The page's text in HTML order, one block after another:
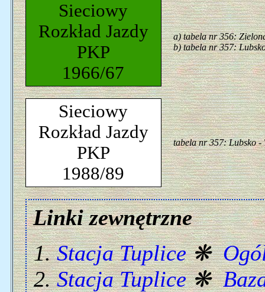
Sieciowy
Rozkład Jazdy
PKP
1966/67
a) tabela nr 356:
b) tabela nr 357:
Sieciowy
Rozkład Jazdy
PKP
1988/89
tabela nr 357: Lubsko -
Linki zewnętrzne
Stacja Tuplice❋
Stacja Tuplice❋